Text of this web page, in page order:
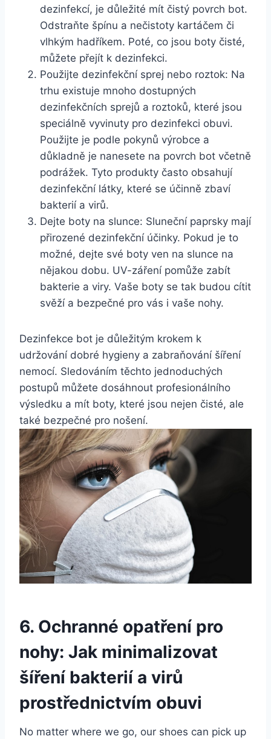
dezinfekcí, je důležité mít čistý povrch bot.
Odstraňte špínu a nečistoty kartáčem či
vlhkým hadříkem. ⁢Poté,‌ co jsou boty čisté,
můžete ‍přejít k dezinfekci.
Použijte dezinfekční sprej⁣ nebo roztok: Na
trhu existuje mnoho⁤ dostupných⁣
dezinfekčních ​sprejů a ​roztoků, které jsou
speciálně vyvinuty pro dezinfekci obuvi.
Použijte je podle pokynů výrobce a
důkladně je nanesete na povrch bot včetně
podrážek. Tyto produkty často obsahují
dezinfekční⁣ látky, ⁢které se účinně zbaví
bakterií a virů.
Dejte boty na slunce: Sluneční paprsky mají
přirozené dezinfekční účinky. Pokud ‌je‌ to
⁤možné, dejte své boty ven na‍ slunce na​
nějakou dobu.‌ UV-záření pomůže⁣ zabít
bakterie ​a viry. Vaše boty ⁤se ‍tak budou cítit
svěží ‍a‍ bezpečné‍ pro vás i vaše nohy.
Dezinfekce bot je důležitým krokem k⁢
udržování dobré hygieny a zabraňování šíření
nemocí. Sledováním těchto jednoduchých
postupů ‍můžete dosáhnout profesionálního
výsledku a mít ‌boty, které jsou⁤ nejen čisté, ale
také bezpečné pro nošení.
6. Ochranné opatření pro
nohy: Jak minimalizovat
šíření bakterií⁢ a virů
prostřednictvím obuvi
No matter where we go, our shoes can pick up